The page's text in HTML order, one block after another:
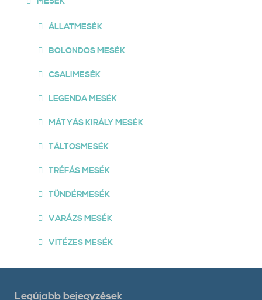
ÁLLATMESÉK
BOLONDOS MESÉK
CSALIMESÉK
LEGENDA MESÉK
MÁTYÁS KIRÁLY MESÉK
TÁLTOSMESÉK
TRÉFÁS MESÉK
TÜNDÉRMESÉK
VARÁZS MESÉK
VITÉZES MESÉK
Legújabb bejegyzések